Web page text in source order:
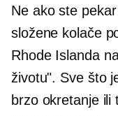
Ne ako ste
složene kolače
Rhode Islanda
životu". Sve što
brzo okretanje ili